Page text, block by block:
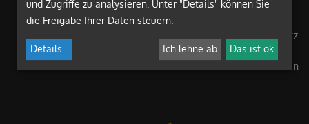
Datenschutz
Anmelden
und Zugriffe zu analysieren. Unter "Details" können Sie
die Freigabe Ihrer Daten steuern.
Details Ich lehne ab Das ist ok